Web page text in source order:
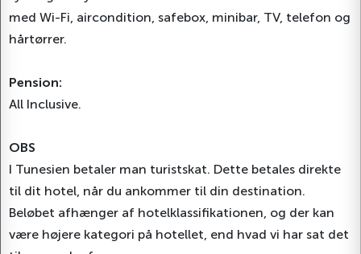
med Wi-Fi, aircondition, safebox, minibar, TV, telefon og
hårtørrer.
Pension:
All Inclusive.
OBS
I Tunesien betaler man turistskat. Dette betales direkte
til dit hotel, når du ankommer til din destination.
Beløbet afhænger af hotelklassifikationen, og der kan
være højere kategori på hotellet, end hvad vi har sat det